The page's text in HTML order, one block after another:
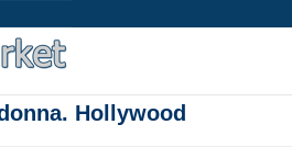
Hollywood